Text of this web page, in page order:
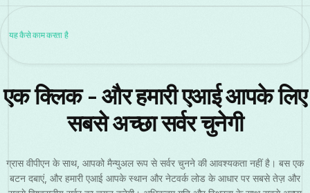
यह कैसे काम करता है
एक क्लिक - और हमारी एआई आपके लिए
सबसे अच्छा सर्वर चुनेगी
ग्रास वीपीएन के साथ, आपको मैन्युअल रूप से सर्वर चुनने की आवश्यकता नहीं है। बस एक
बटन दबाएं, और हमारी एआई आपके स्थान और नेटवर्क लोड के आधार पर सबसे तेज़ और